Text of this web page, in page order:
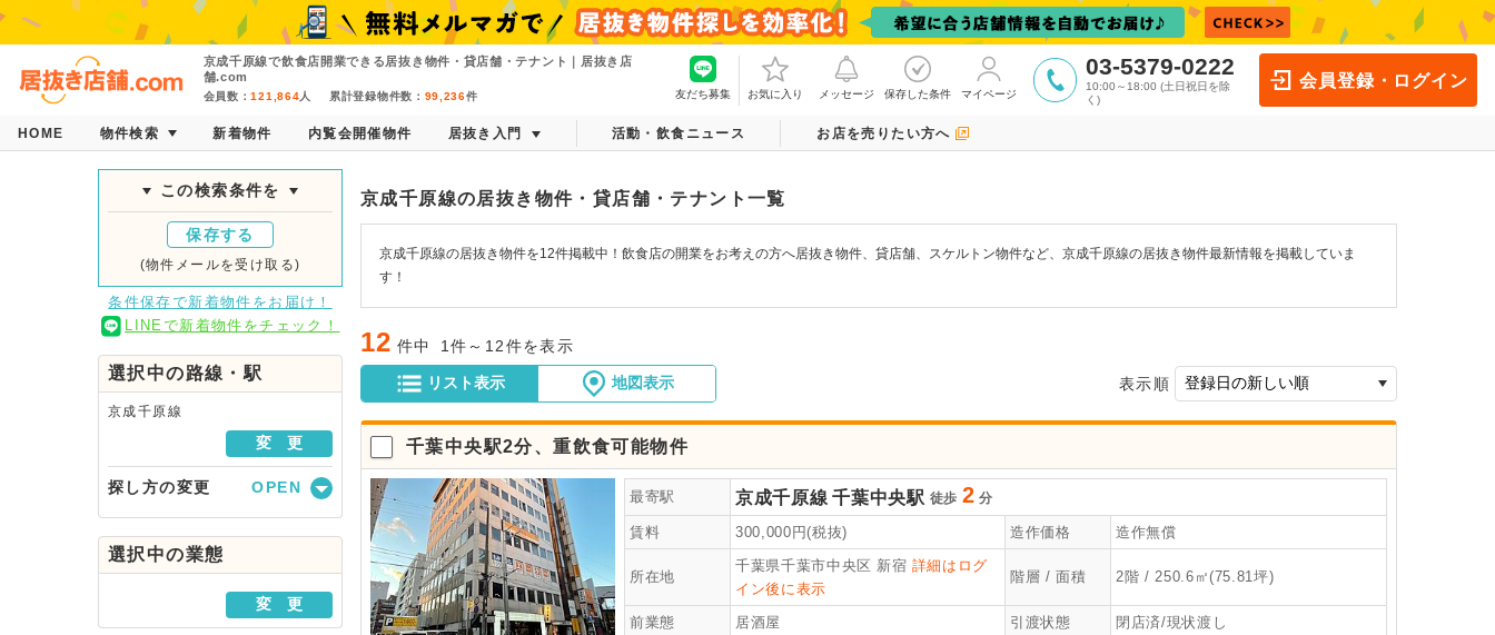
京成千原線で飲食店開業できる居抜き物件・貸店舗・テナント｜居抜き店
舗.com
会員数：121,864人 累計登録物件数： 99,236件 友だち募集 お気に入り メッセージ 保存した条件 マイページ
03-5379-0222
10:00～18:00 (土日祝日を除
く)
会員登録・ログイン
HOME 物件検索 新着物件 内覧会開催物件 居抜き入門 活動・飲食ニュース お店を売りたい方へ
この検索条件を
保存する
(物件メールを受け取る)
条件保存で新着物件をお届け！
LINEで新着物件をチェック！
選択中の路線・駅
京成千原線
変 更
探し方の変更
駅・路線から探す
地域から探す
選択中の業態
変 更
京成千原線の居抜き物件・貸店舗・テナント一覧
京成千原線の居抜き物件を12件掲載中！飲食店の開業をお考えの方へ居抜き物件、貸店舗、スケルトン物件など、京成千原線の居抜き物件最新情報を掲載していま
す！
12 件中 1件～12件を表示
リスト表示 地図表示 表示順
千葉中央駅2分、重飲食可能物件
最寄駅 京成千原線 千葉中央駅 徒歩 2 分
賃料 300,000 円(税抜) 造作価格 造作無償
所在地
千葉県千葉市中央区 新宿 詳細はログ
イン後に表示
階層 / 面積 2階 / 250.6㎡(75.81坪)
前業態 居酒屋 引渡状態 閉店済/現状渡し